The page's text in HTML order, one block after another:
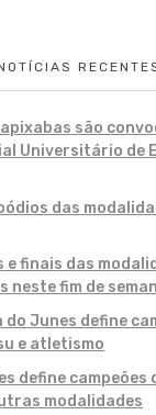
são
Universitário de
das
e finais das
neste fim de
do Junes define
e atletismo
define campeões
modalidades